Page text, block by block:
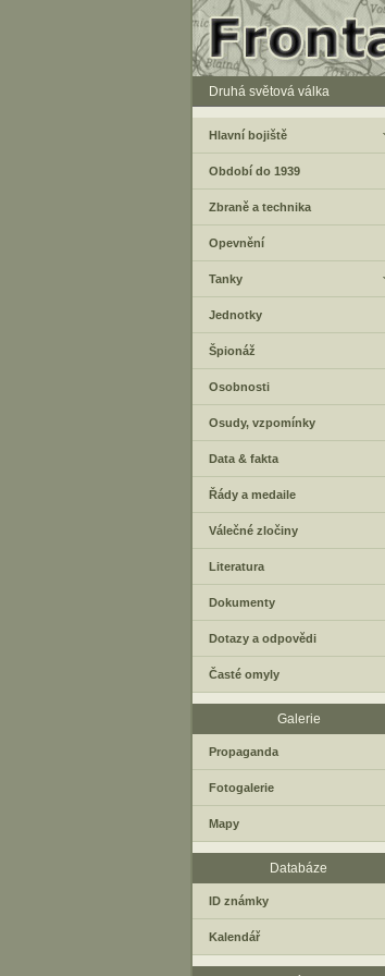
Druhá světová válka
Hlavní bojiště
Období do 1939
Zbraně a technika
Opevnění
Tanky
Jednotky
Špionáž
Osobnosti
Osudy, vzpomínky
Data & fakta
Řády a medaile
Válečné zločiny
Literatura
Dokumenty
Dotazy a odpovědi
Časté omyly
Galerie
Propaganda
Fotogalerie
Mapy
Databáze
ID známky
Kalendář